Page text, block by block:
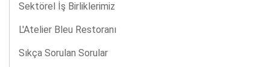
Sektörel İş Birliklerimiz
L'Atelier Bleu Restoranı
Sıkça Sorulan Sorular